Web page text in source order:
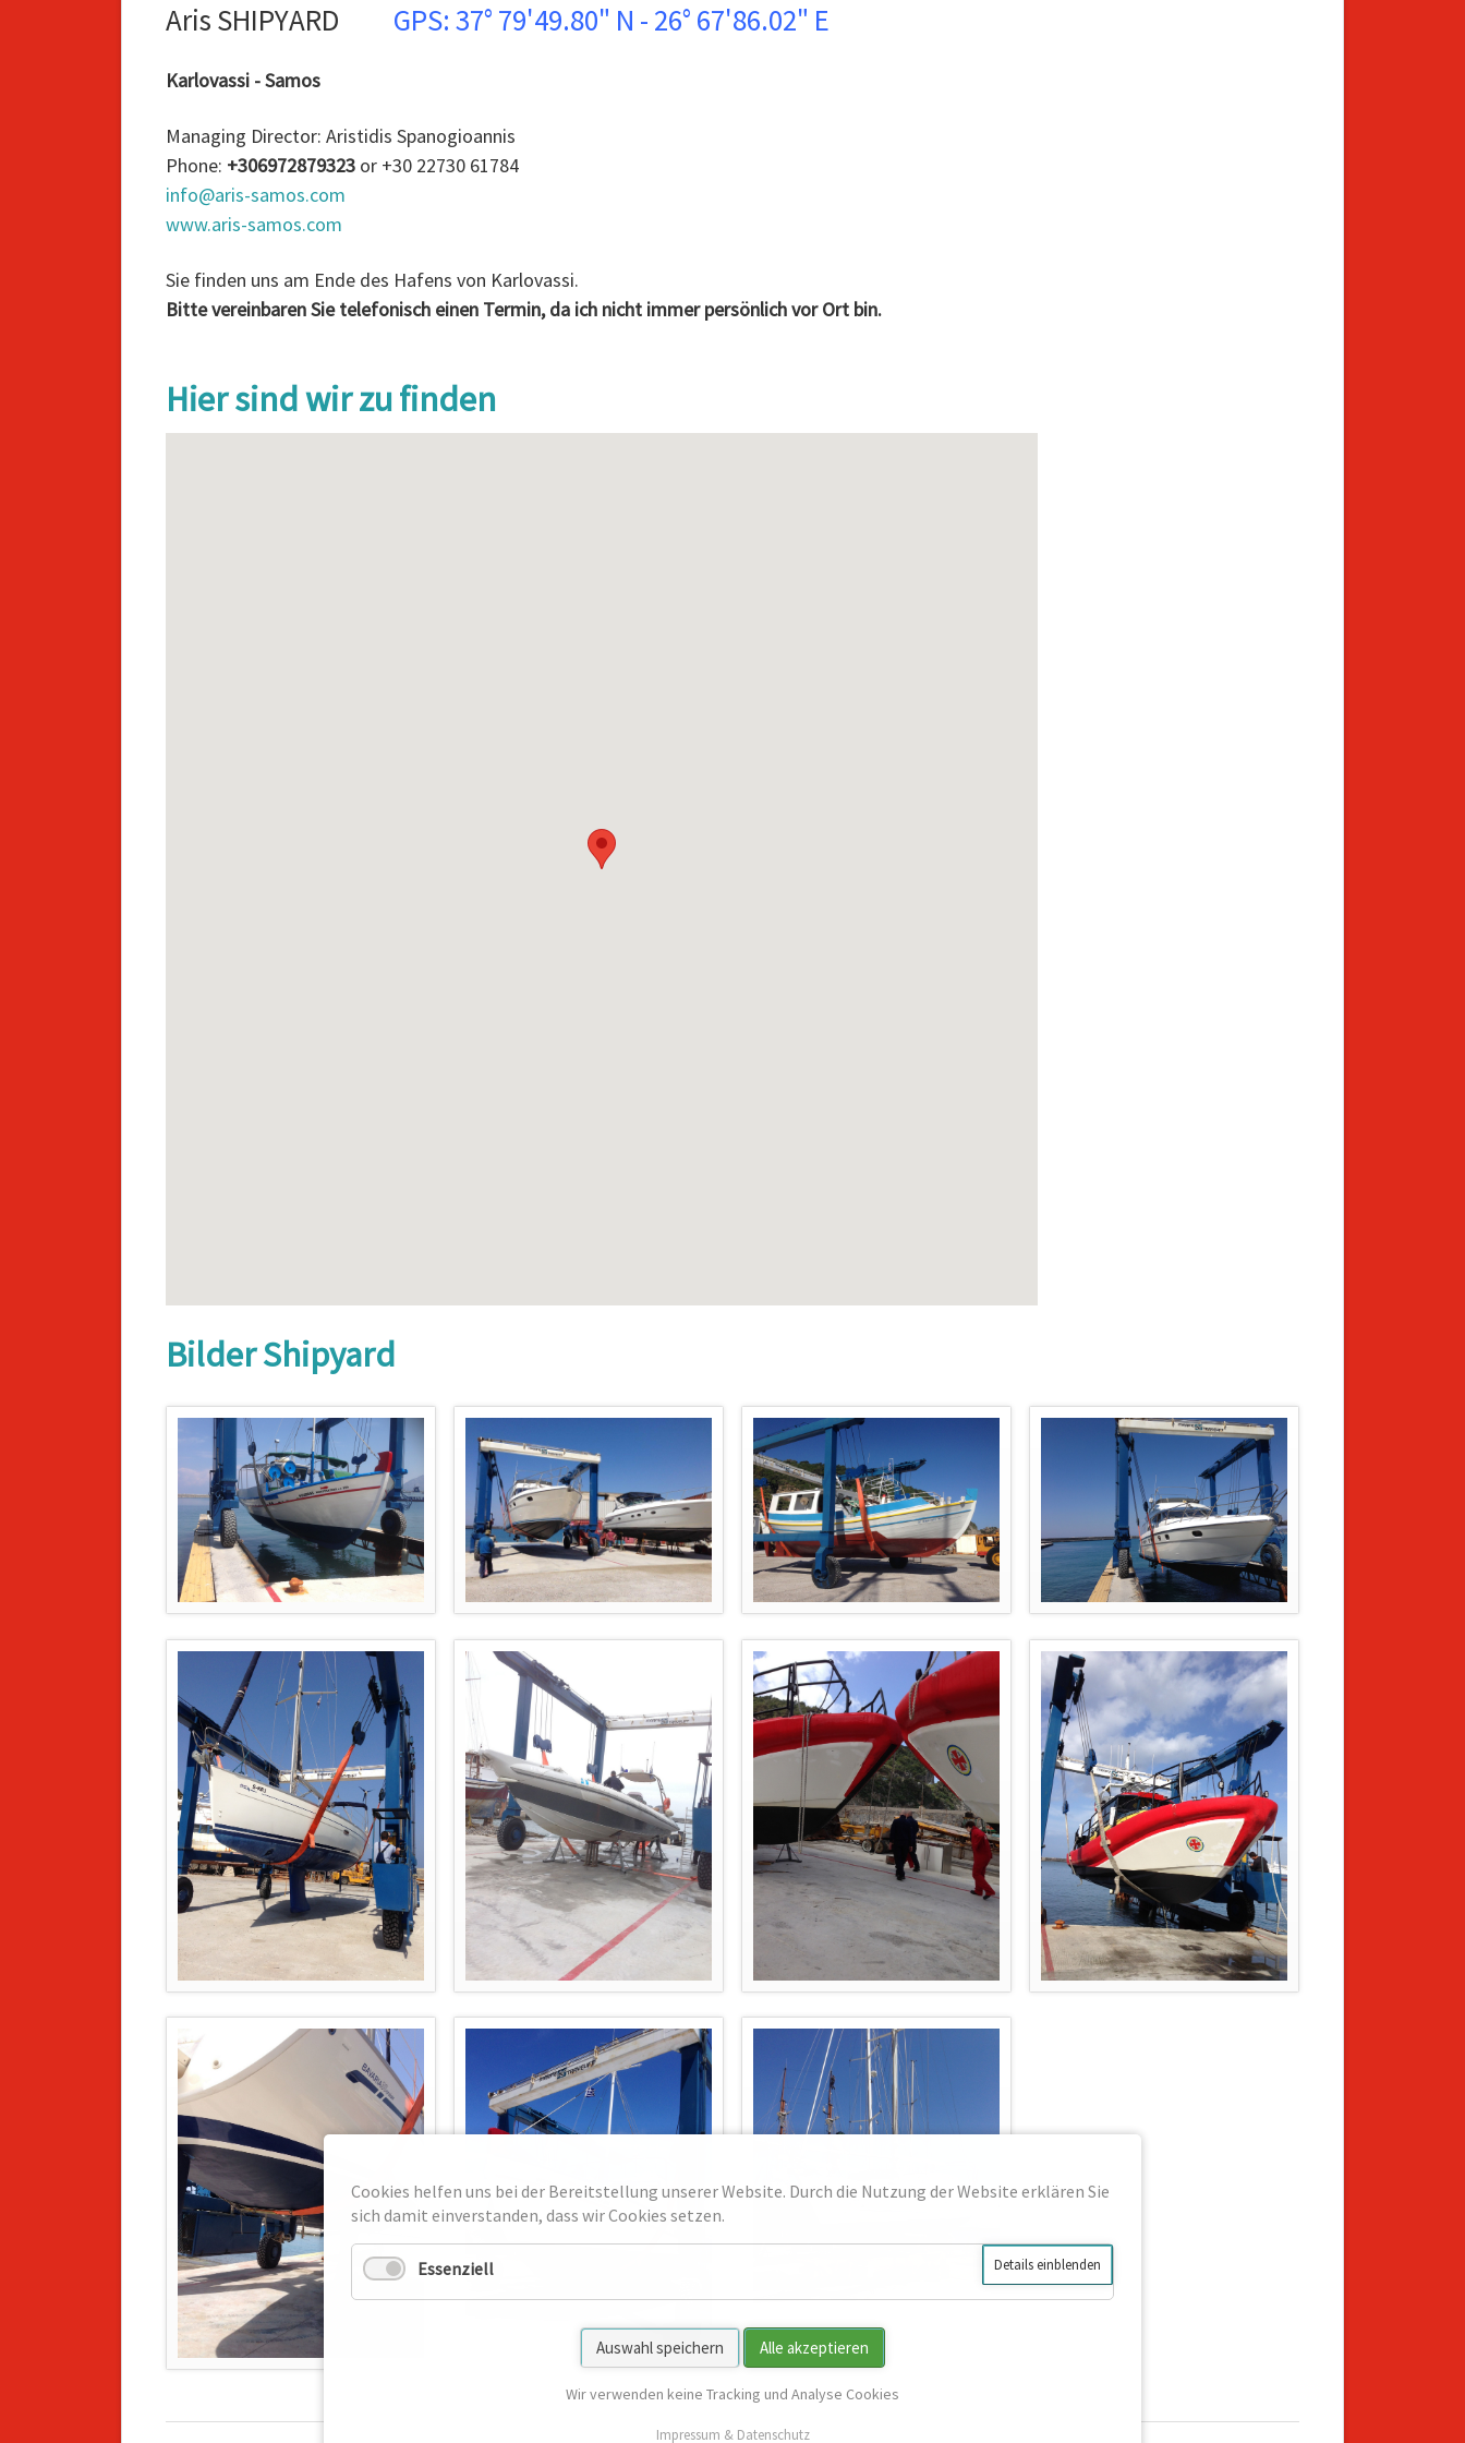
Aris SHIPYARD GPS: 37° 79'49.80" N - 26° 67'86.02" E
Karlovassi - Samos
Managing Director: Aristidis Spanogioannis
Phone: +306972879323 or +30 22730 61784
info@aris-samos.com
www.aris-samos.com
Sie finden uns am Ende des Hafens von Karlovassi.
Bitte vereinbaren Sie telefonisch einen Termin, da ich nicht immer persönlich vor Ort bin.
Hier sind wir zu finden
Bilder Shipyard
Cookies helfen uns bei der Bereitstellung unserer Website. Durch die Nutzung der Website erklären Sie
sich damit einverstanden, dass wir Cookies setzen.
Essenziell Details einblenden
Auswahl speichern Alle akzeptieren
Wir verwenden keine Tracking und Analyse Cookies
Impressum & Datenschutz